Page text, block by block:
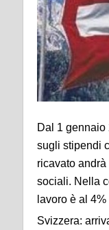
Dal 1
sugli stipendi
ricavato
sociali. Nella
lavoro è al
Svizzera: